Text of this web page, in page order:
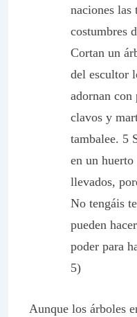
naciones las
costumbres
Cortan un
del escultor
adornan
clavos y
tambalee. 5
en un
llevados,
No tengáis
pueden
poder para
5)
Aunque los árboles